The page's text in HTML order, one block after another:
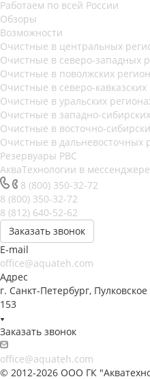
Работаем по всей России
Обзоры
Возможности
Очистные в центральных
Очистные в северо-западных
Очистные в поволжских
Очистные в северо-
Очистные в уральских
Очистные в западно-
Очистные в восточно-
Очистные в дальневосточных
Резервуары РВС
АкваТехнологии в
8 (800) 350-32-72
8 (800) 350-32-72
8 (812) 640-52-62
Заказать звонок
E-mail
office@aquateh.com
Адрес
г. Санкт-Петербург,
153
Заказать звонок
office@aquateh.com
© 2012-2026 ООО ГК